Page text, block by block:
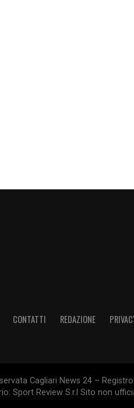
CONTATTI REDAZIONE
Cagliari News 24 –
Sport Review S.r.l Sito non